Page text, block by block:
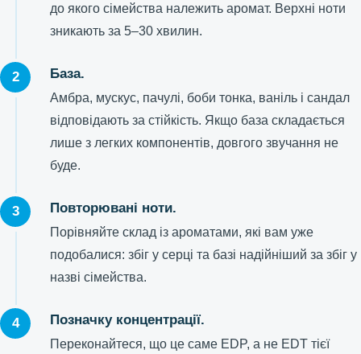
до якого сімейства належить аромат. Верхні ноти
зникають за 5–30 хвилин.
База.
Амбра, мускус, пачулі, боби тонка, ваніль і сандал
відповідають за стійкість. Якщо база складається
лише з легких компонентів, довгого звучання не
буде.
Повторювані ноти.
Порівняйте склад із ароматами, які вам уже
подобалися: збіг у серці та базі надійніший за збіг у
назві сімейства.
Позначку концентрації.
Переконайтеся, що це саме EDP, а не EDT тієї